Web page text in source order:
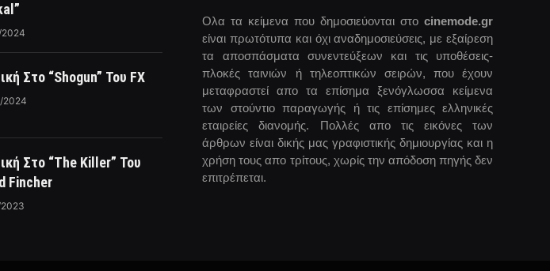
2024
Στο “Shogun” Του FX
2024
Στο “The Killer” Του
Fincher
Ολα τα κείμενα που δημοσιεύονται στο cinemode.gr
είναι πρωτότυπα και όχι αναδημοσιεύσεις, με εξαίρεση
τα αποσπάσματα συνεντεύξεων και τις υποθέσεις-
πλοκές ταινιών ή τηλεοπτικών σειρών, που έχουν
μεταφραστεί απο τα επίσημα ξενόγλωσσα κείμενα
των στούντιο παραγωγής ή τις επίσημες ελληνικές
εταιρείες διανομής. Πολλές απο τις εικόνες των
άρθρων είναι δικής μας γραφιστικής δημιουργίας και η
χρήση τους απο τρίτους, χωρίς την απόδοση πηγής δεν
επιτρέπεται.